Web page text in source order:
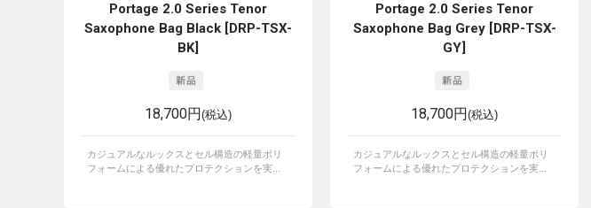
Portage 2.0 Series Tenor
Saxophone Bag Black [DRP-TSX-
BK]
18,700円(税込)
カジュアルなルックスとセル構造の軽量ポリ
フォームによる優れたプロテクションを実...
Portage 2.0 Series Tenor
Saxophone Bag Grey [DRP-TSX-
GY]
18,700円(税込)
カジュアルなルックスとセル構造の軽量ポリ
フォームによる優れたプロテクションを実...